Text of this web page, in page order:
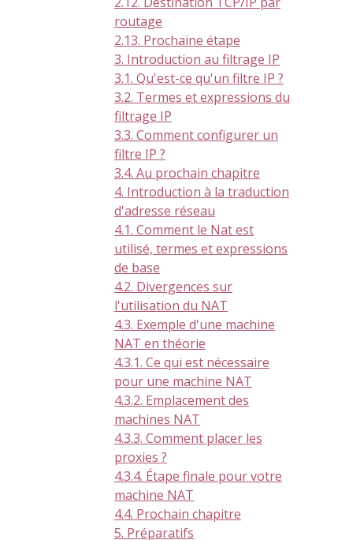
routage
2.13. Prochaine étape
3. Introduction au filtrage IP
3.1. Qu'est-ce qu'un filtre IP ?
3.2. Termes et expressions du
filtrage IP
3.3. Comment configurer un
filtre IP ?
3.4. Au prochain chapitre
4. Introduction à la traduction
d'adresse réseau
4.1. Comment le Nat est
utilisé, termes et expressions
de base
4.2. Divergences sur
l'utilisation du NAT
4.3. Exemple d'une machine
NAT en théorie
4.3.1. Ce qui est nécessaire
pour une machine NAT
4.3.2. Emplacement des
machines NAT
4.3.3. Comment placer les
proxies ?
4.3.4. Étape finale pour votre
machine NAT
4.4. Prochain chapitre
5. Préparatifs